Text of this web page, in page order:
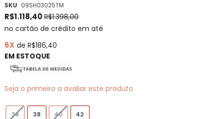
SKU 09SH03025TM
R$1.118,40 R$1.398,00
no cartão de crédito em até
6X de R$186,40
EM ESTOQUE
Seja o primeiro a avaliar este produto
36 38 40 42
o
início
da
de
imagens